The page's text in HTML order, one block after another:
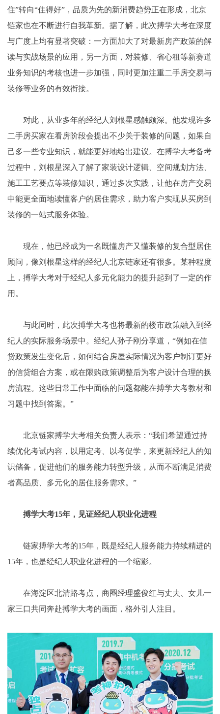
住”转向“住得好”，品质为先的新消费趋势正在形成，北京
链家也在不断进行自我革新。据了解，此次搏学大考在深度
与广度上均有显著突破：一方面加大了对最新房产政策的解
读与实战场景的应用，另一方面，对装修、省心租等新赛道
业务知识的考核也进一步加强，同时更加注重二手房交易与
装修等业务的有效衔接。
对此，从业多年的经纪人刘根星感触颇深。他发现许多
二手房买家在看房阶段会提出不少关于装修的问题，如果自
己多一些专业知识，就能更好地给出建议。在搏学大考备考
过程中，刘根星深入了解了家装设计逻辑、空间规划方法、
施工工艺要点等装修知识，通过多次实践，让他在房产交易
中能更全面地读懂客户的居住需求，助力客户实现从买房到
装修的一站式服务体验。
现在，他已经成为一名既懂房产又懂装修的复合型居住
顾问，像刘根星这样的经纪人北京链家还有很多。某种程度
上，搏学大考对于经纪人多元化能力的提升起到了一定的作
用。
与此同时，此次搏学大考也将最新的楼市政策融入到经
纪人的实际服务场景中。经纪人孙子刚分享道，“例如在信
贷政策发生变化后，如何结合房屋实际情况为客户制订更好
的信贷组合方案，或在限购政策调整后为客户设计合理的换
房流程。这些日常工作中面临的问题都能在搏学大考教材和
习题中找到答案。”
北京链家搏学大考相关负责人表示：“我们希望通过持
续优化考试内容，以用定考、以考促学，来更新经纪人的知
识储备，促进他们的服务能力转型升级，从而不断满足消费
者高品质、多元化的居住服务需求。”
搏学大考15年，见证经纪人职业化进程
链家搏学大考的15年，既是经纪人服务能力持续精进的
15年，也是经纪人职业化进程的一个缩影。
在海淀区北清路考点，商圈经理盛俊红与丈夫、女儿一
家三口共同奔赴搏学大考的画面，格外引人注目。